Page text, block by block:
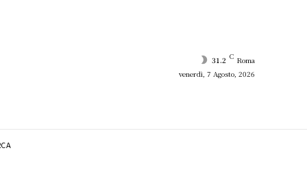
31.2 C Roma
venerdì, 7 Agosto, 2026